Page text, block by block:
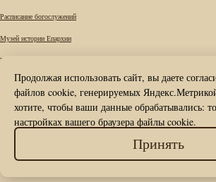
Расписание богослужений
Музей истории Епархии
Требы
Вопрос к наместнику
Контакты
Продолжая использовать сайт, вы даете
файлов cookie, генерируемых
хотите, чтобы ваши данные обрабатывались:
настройках вашего браузера файлы cookie.
Принять